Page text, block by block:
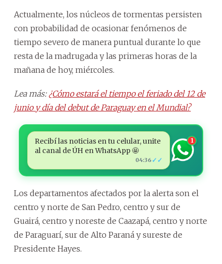
Actualmente, los núcleos de tormentas persisten
con probabilidad de ocasionar fenómenos de
tiempo severo de manera puntual durante lo que
resta de la madrugada y las primeras horas de la
mañana de hoy, miércoles.
Lea más: ¿Cómo estará el tiempo el feriado del 12 de
junio y día del debut de Paraguay en el Mundial?
Recibí las noticias en tu celular, unite
al canal de ÚH en WhatsApp 🤩
04:36 ✓✓
1
Los departamentos afectados por la alerta son el
centro y norte de San Pedro, centro y sur de
Guairá, centro y noreste de Caazapá, centro y norte
de Paraguarí, sur de Alto Paraná y sureste de
Presidente Hayes.